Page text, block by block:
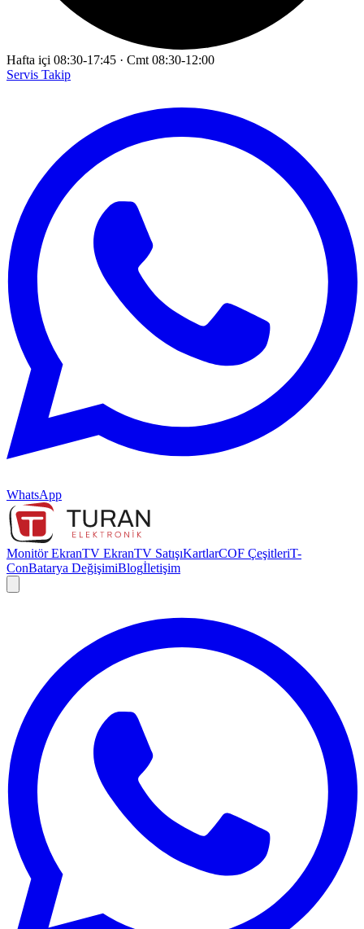
Hafta içi 08:30-17:45 · Cmt 08:30-12:00
Servis Takip
WhatsApp
Monitör EkranTV EkranTV SatışıKartlarCOF ÇeşitleriT-
ConBatarya DeğişimiBlogİletişim